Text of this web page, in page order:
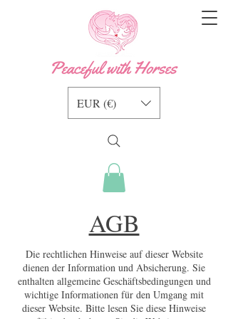
EUR (€)
AGB
Die rechtlichen Hinweise auf dieser Website
dienen der Information und Absicherung. Sie
enthalten allgemeine Geschäftsbedingungen und
wichtige Informationen für den Umgang mit
dieser Website. Bitte lesen Sie diese Hinweise